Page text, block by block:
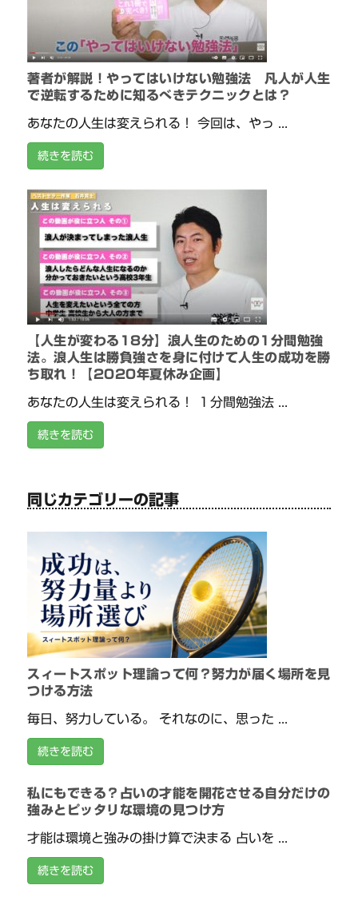
著者が解説！やってはいけない勉強法 凡人が人生
で逆転するために知るべきテクニックとは？
あなたの人生は変えられる！ 今回は、やっ ...
続きを読む
【人生が変わる18分】浪人生のための1分間勉強
法。浪人生は勝負強さを身に付けて人生の成功を勝
ち取れ！【2020年夏休み企画】
あなたの人生は変えられる！ １分間勉強法 ...
続きを読む
同じカテゴリーの記事
スィートスポット理論って何？努力が届く場所を見
つける方法
毎日、努力している。 それなのに、思った ...
続きを読む
私にもできる？占いの才能を開花させる自分だけの
強みとピッタリな環境の見つけ方
才能は環境と強みの掛け算で決まる 占いを ...
続きを読む